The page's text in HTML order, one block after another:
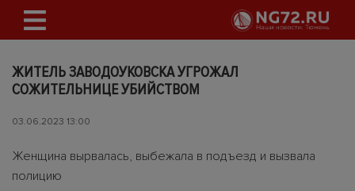
ЖИТЕЛЬ ЗАВОДОУКОВСКА УГРОЖАЛ
СОЖИТЕЛЬНИЦЕ УБИЙСТВОМ
03.06.2023 13:00
Женщина вырвалась, выбежала в подъезд и вызвала
полицию